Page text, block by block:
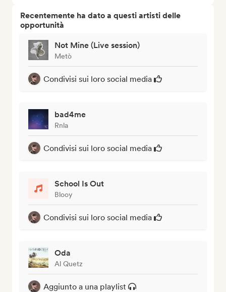
Recentemente ha dato a questi artisti delle
opportunità
Not Mine (Live session)
Metò
Condivisi sui loro social media
bad4me
Rnla
Condivisi sui loro social media
School Is Out
Blooy
Condivisi sui loro social media
Oda
Al Quetz
Aggiunto a una playlist